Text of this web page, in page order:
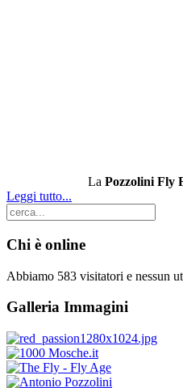
La Pozzolini Fly
Leggi tutto...
Chi è online
Abbiamo 583 visitatori e nessun
Galleria Immagini